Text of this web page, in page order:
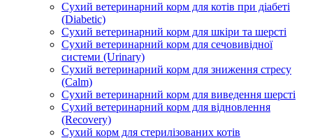
Сухий ветеринарний корм для котів при діабеті
(Diabetic)
Сухий ветеринарний корм для шкіри та шерсті
Сухий ветеринарний корм для сечовивідної
системи (Urinary)
Сухий ветеринарний корм для зниження стресу
(Calm)
Сухий ветеринарний корм для виведення шерсті
Сухий ветеринарний корм для відновлення
(Recovery)
Сухий корм для стерилізованих котів